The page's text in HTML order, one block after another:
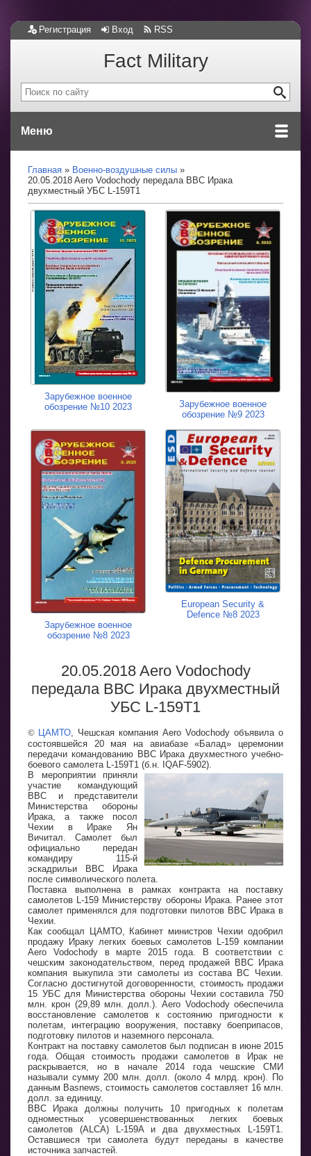
Регистрация Вход RSS
Fact Military
Меню
Главная
Военно-воздушные силы
20.05.2018 Aero Vodochody передала ВВС Ирака
двухместный УБС L-159T1
Зарубежное военное
обозрение №10 2023
Зарубежное военное
обозрение №9 2023
Зарубежное военное
обозрение №8 2023
European Security &
Defence №8 2023
20.05.2018 Aero Vodochody
передала ВВС Ирака двухместный
УБС L-159T1
© ЦАМТО , Чешская компания Aero Vodochody объявила о
состоявшейся 20 мая на авиабазе «Балад» церемонии
передачи командованию ВВС Ирака двухместного учебно-
боевого самолета L-159T1 (б.н. IQAF-5902).
В мероприятии приняли
участие командующий
ВВС и представители
Министерства обороны
Ирака, а также посол
Чехии в Ираке Ян
Вичитал. Самолет был
официально передан
командиру 115-й
эскадрильи ВВС Ирака
после символического полета.
Поставка выполнена в рамках контракта на поставку
самолетов L-159 Министерству обороны Ирака. Ранее этот
самолет применялся для подготовки пилотов ВВС Ирака в
Чехии.
Как сообщал ЦАМТО, Кабинет министров Чехии одобрил
продажу Ираку легких боевых самолетов L-159 компании
Aero Vodochody в марте 2015 года. В соответствии с
чешским законодательством, перед продажей ВВС Ирака
компания выкупила эти самолеты из состава ВС Чехии.
Согласно достигнутой договоренности, стоимость продажи
15 УБС для Министерства обороны Чехии составила 750
млн. крон (29,89 млн. долл.). Aero Vodochody обеспечила
восстановление самолетов к состоянию пригодности к
полетам, интеграцию вооружения, поставку боеприпасов,
подготовку пилотов и наземного персонала.
Контракт на поставку самолетов был подписан в июне 2015
года. Общая стоимость продажи самолетов в Ирак не
раскрывается, но в начале 2014 года чешские СМИ
называли сумму 200 млн. долл. (около 4 млрд. крон). По
данным Basnews, стоимость самолетов составляет 16 млн.
долл. за единицу.
ВВС Ирака должны получить 10 пригодных к полетам
одноместных усовершенствованных легких боевых
самолетов (ALCA) L-159A и два двухместных L-159T1.
Оставшиеся три самолета будут переданы в качестве
источника запчастей.